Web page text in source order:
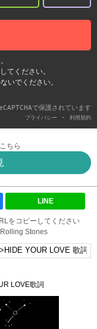
てください。
いでください。
で保護されています
プライバシー - 利用契約
ちら
LINE
をコピーしてください
Stones
LOVE歌詞